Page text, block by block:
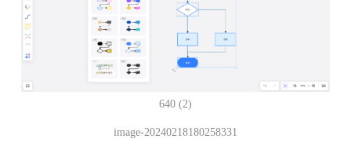
640 (2)
image-20240218180258331